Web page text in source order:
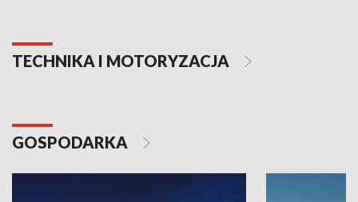
TECHNIKA I MOTORYZACJA
GOSPODARKA